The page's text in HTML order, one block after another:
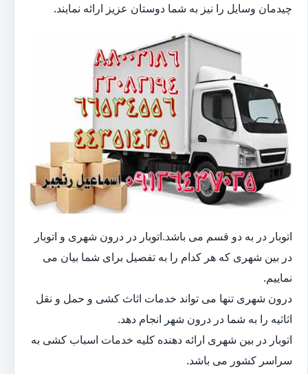
چیدمان وسایل را نیز به شما دوستان عزیز ارائه نمایند.
اتوبار در به دو قسم می باشد.اتوبار در درون شهری و اتوبار
در بین شهری که هر کدام را به تفصیل برای شما بیان می
نماییم.
درون شهری تنها می تواند خدمات اثاث کشی و حمل و نقل
اثاثیه را به شما در درون شهر انجام دهد.
اتوبار در بین شهری ارائه دهنده کلیه خدمات اسباب کشی به
سراسر کشور می باشد.